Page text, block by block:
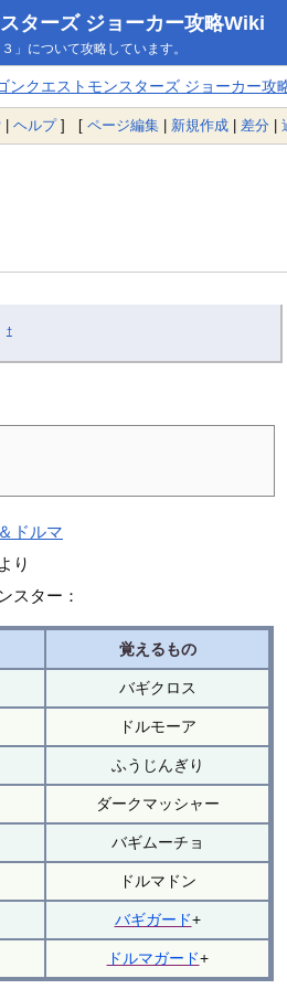
ターズ ジョーカー攻略Wiki
」について攻略しています。
ンクエストモンスターズ ジョーカー攻
| ヘルプ] [ ページ編集 | 新規作成 | 差分 |
†
ドルマ
より
スター：
覚えるもの
バギクロス
ドルモーア
ふうじんぎり
ダークマッシャー
バギムーチョ
ドルマドン
バギガード+
ドルマガード+